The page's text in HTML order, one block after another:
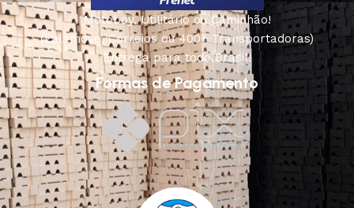
Motoboy, Utilitário ou Caminhão!
(Lalamove, Correios ou 400+ Transportadoras)
Entrega para todo Brasil!
Formas de Pagamento